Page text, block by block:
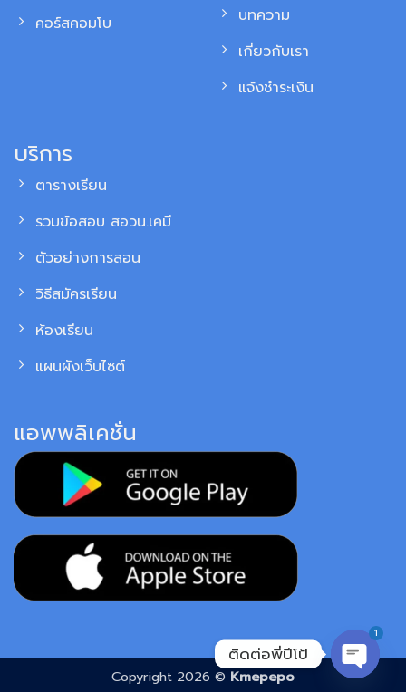
คอร์สคอมโบ
บทความ
เกี่ยวกับเรา
แจ้งชำระเงิน
บริการ
ตารางเรียน
รวมข้อสอบ สอวน.เคมี
ตัวอย่างการสอน
วิธีสมัครเรียน
ห้องเรียน
แผนผังเว็บไซต์
แอพพลิเคชั่น
Copyright 2026 © Kmepepo
ติดต่อพี่ปีโป้
1